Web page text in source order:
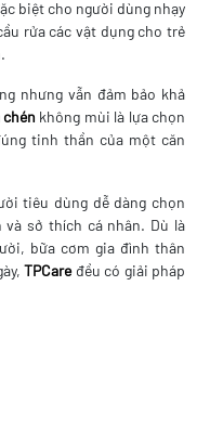
biệt cho người dùng nhạy
rửa các vật dụng cho trẻ
nhưng vẫn đảm bảo khả
không mùi là lựa chọn
tinh thần của một căn
tiêu dùng dễ dàng chọn
sở thích cá nhân. Dù là
bữa cơm gia đình thân
TPCaređều có giải pháp